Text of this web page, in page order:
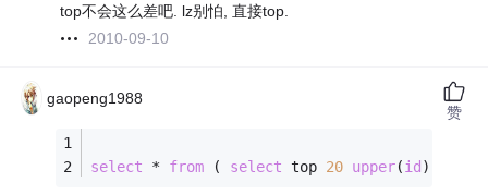
top不会这么差吧. lz别怕, 直接top.
2010-09-10
gaopeng1988
select * from ( select top 20 upper(id )
赞